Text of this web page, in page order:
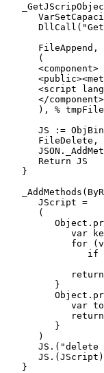
      FileAppend,
      (
      <component>
<script
      </component>
      ), % tmpFile
JS :=
FileDelete,
      Return JS
   }
      JScript =
      (
var
for
if
         }
var
         }
      )
JS.("delete
      JS.(JScript)
   }